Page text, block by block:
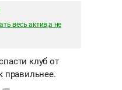
весь актив,а не
клуб от
правильнее.